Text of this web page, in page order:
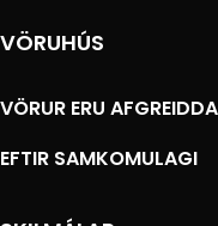
VÖRUHÚS
VÖRUR ERU
EFTIR SAMKOMULAGI